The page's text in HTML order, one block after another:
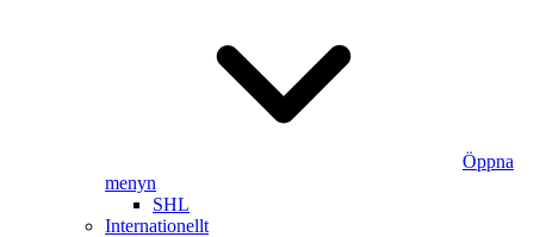
Öppna
menyn
SHL
Internationellt